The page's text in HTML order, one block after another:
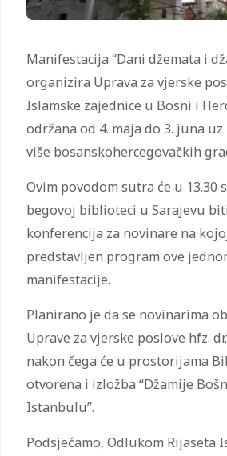
Manifestacija “Dani džemata i
organizira Uprava za vjerske
Islamske zajednice u Bosni i
održana od 4. maja do 3. juna
više bosanskohercegovačkih
Ovim povodom sutra će u 13.30
begovoj biblioteci u Sarajevu
konferencija za novinare na
predstavljen program ove
manifestacije.
Planirano je da se novinarima
Uprave za vjerske poslove hfz.
nakon čega će u prostorijama
otvorena i izložba “Džamije
Istanbulu”.
Podsjećamo, Odlukom Rijaseta